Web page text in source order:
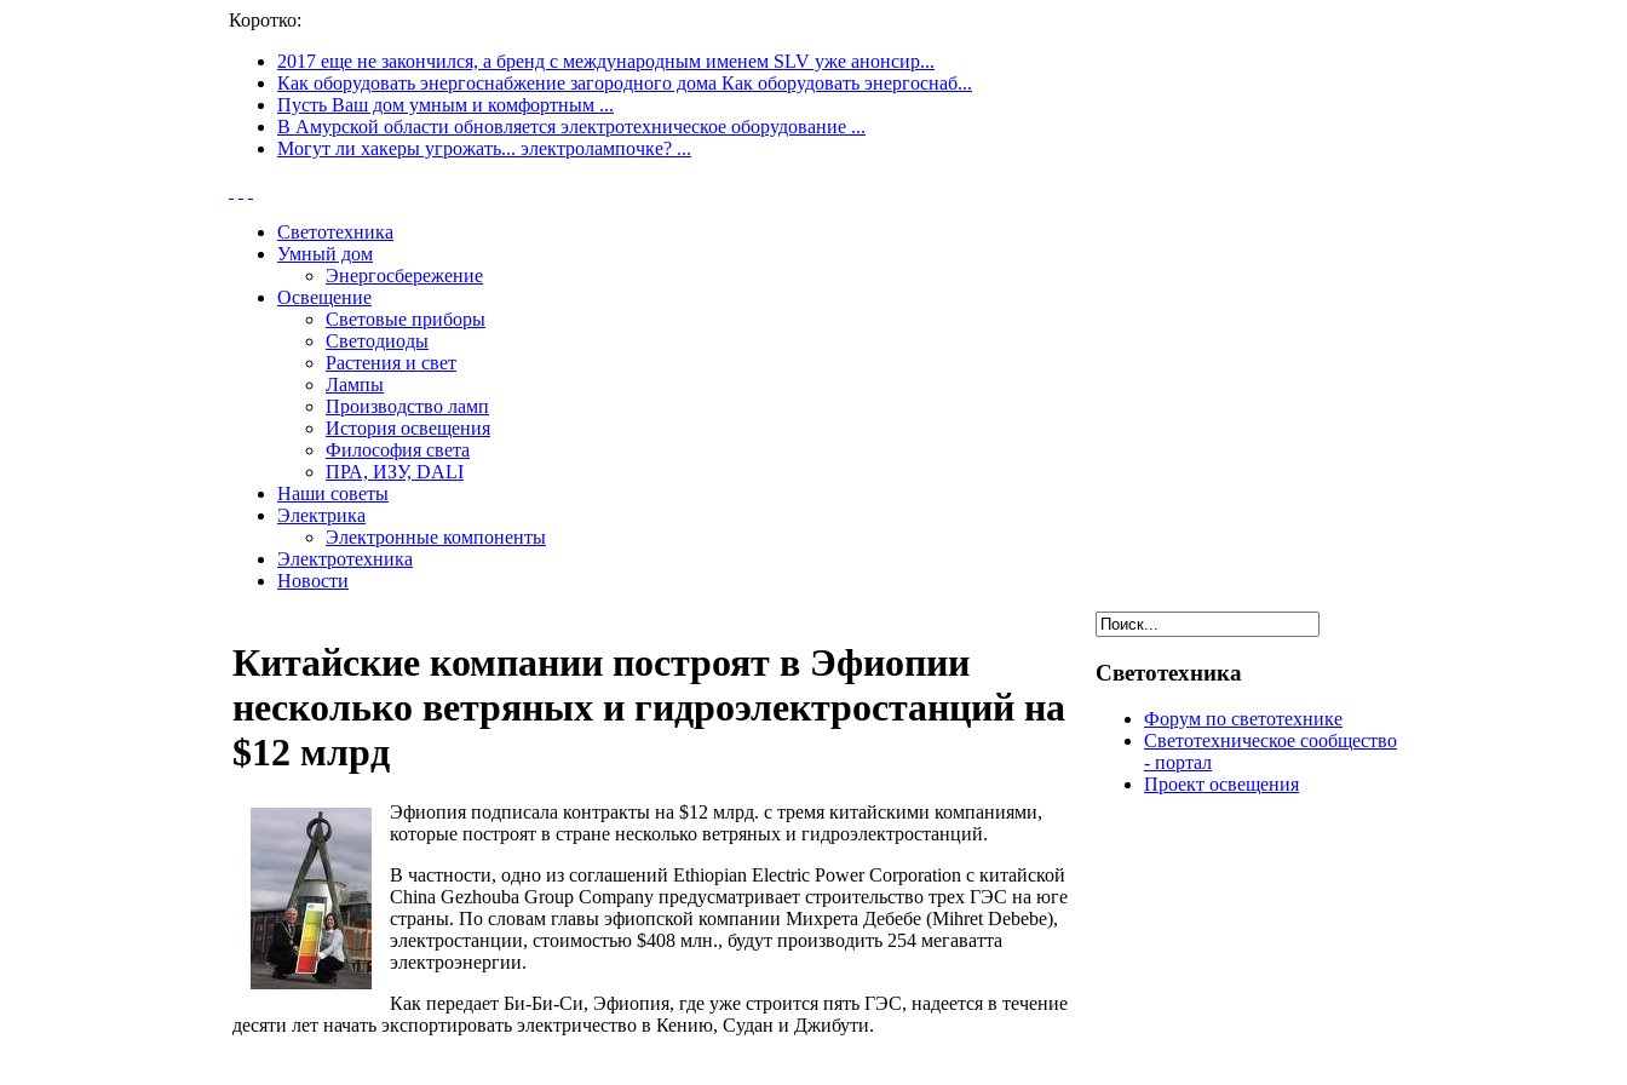
Коротко:
2017 еще не закончился, а бренд с международным именем SLV уже анонсир...
Как оборудовать энергоснабжение загородного дома Как оборудовать энергоснаб...
Пусть Ваш дом умным и комфортным ...
В Амурской области обновляется электротехническое оборудование ...
Могут ли хакеры угрожать... электролампочке? ...
Светотехника
Умный дом
Энергосбережение
Освещение
Световые приборы
Светодиоды
Растения и свет
Лампы
Производство ламп
История освещения
Философия света
ПРА, ИЗУ, DALI
Наши советы
Электрика
Электронные компоненты
Электротехника
Новости
Китайские компании построят в Эфиопии
несколько ветряных и гидроэлектростанций на
$12 млрд
Эфиопия подписала контракты на $12 млрд. с тремя китайскими компаниями,
которые построят в стране несколько ветряных и гидроэлектростанций.
В частности, одно из соглашений Ethiopian Electric Power Corporation с китайской
China Gezhouba Group Company предусматривает строительство трех ГЭС на юге
страны. По словам главы эфиопской компании Михрета Дебебе (Mihret Debebe),
электростанции, стоимостью $408 млн., будут производить 254 мегаватта
электроэнергии.
Как передает Би-Би-Си, Эфиопия, где уже строится пять ГЭС, надеется в течение
десяти лет начать экспортировать электричество в Кению, Судан и Джибути.
Светотехника
Форум по светотехнике
Светотехническое сообщество
- портал
Проект освещения